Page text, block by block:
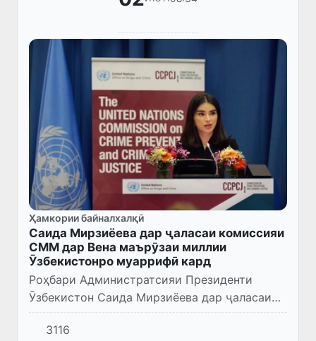
Ҳамкории байналхалқӣ
Саида Мирзиёева дар ҷаласаи комиссияи
СММ дар Вена маърӯзаи миллии
Ӯзбекистонро муаррифӣ кард
Роҳбари Администратсияи Президенти
Ӯзбекистон Саида Мирзиёева дар ҷаласаи
35-уми Комиссияи СММ оид ба пешгирии
ҷинояткорӣ ва адолати ҷиноӣ, ки дар шаҳри
3116